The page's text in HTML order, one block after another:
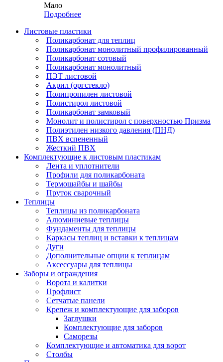
Мало
Подробнее
Листовые пластики
Поликарбонат для теплиц
Поликарбонат монолитный профилированный
Поликарбонат сотовый
Поликарбонат монолитный
ПЭТ листовой
Акрил (оргстекло)
Полипропилен листовой
Полистирол листовой
Поликарбонат замковый
Монолит и полистирол с поверхностью Призма
Полиэтилен низкого давления (ПНД)
ПВХ вспененный
Жесткий ПВХ
Комплектующие к листовым пластикам
Лента и уплотнители
Профили для поликарбоната
Термошайбы и шайбы
Пруток сварочный
Теплицы
Теплицы из поликарбоната
Алюминиевые теплицы
Фундаменты для теплицы
Каркасы теплиц и вставки к теплицам
Дуги
Дополнительные опции к теплицам
Аксессуары для теплицы
Заборы и ограждения
Ворота и калитки
Профлист
Сетчатые панели
Крепеж и комплектующие для заборов
Заглушки
Комплектующие для заборов
Саморезы
Комплектующие и автоматика для ворот
Столбы